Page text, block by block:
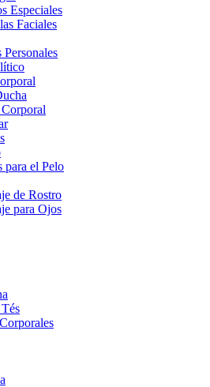
Especiales
Faciales
Personales
para el Pelo
de Rostro
para Ojos